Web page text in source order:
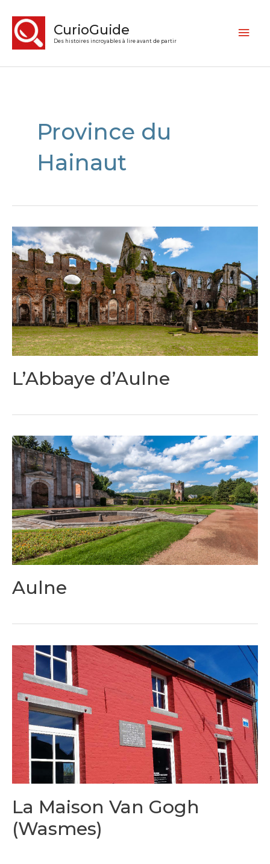
CurioGuide
Des histoires incroyables à lire avant de partir
Province du
Hainaut
L’Abbaye d’Aulne
Aulne
La Maison Van Gogh
(Wasmes)